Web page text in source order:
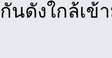
กันดังใกล้เข้